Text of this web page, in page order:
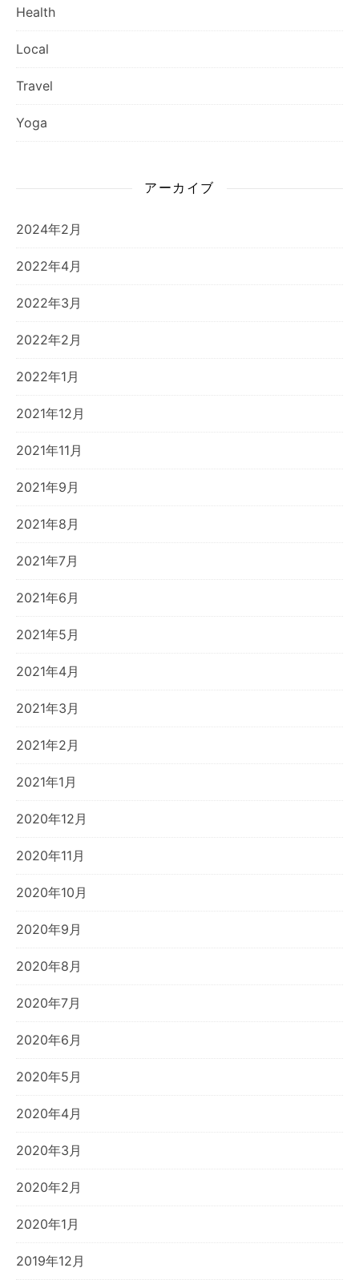
Health
Local
Travel
Yoga
アーカイブ
2024年2月
2022年4月
2022年3月
2022年2月
2022年1月
2021年12月
2021年11月
2021年9月
2021年8月
2021年7月
2021年6月
2021年5月
2021年4月
2021年3月
2021年2月
2021年1月
2020年12月
2020年11月
2020年10月
2020年9月
2020年8月
2020年7月
2020年6月
2020年5月
2020年4月
2020年3月
2020年2月
2020年1月
2019年12月